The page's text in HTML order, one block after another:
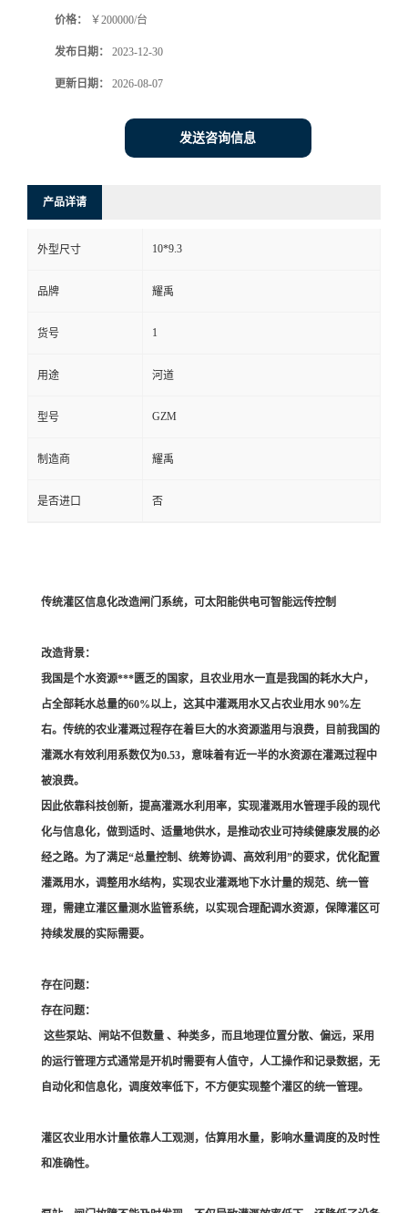
价格： ￥200000/台
发布日期： 2023-12-30
更新日期： 2026-08-07
发送咨询信息
产品详请
外型尺寸 10*9.3
品牌 耀禹
货号 1
用途 河道
型号 GZM
制造商 耀禹
是否进口 否
传统灌区信息化改造闸门系统，可太阳能供电可智能远传控制
改造背景：
我国是个水资源***匮乏的国家，且农业用水一直是我国的耗水大户，
占全部耗水总量的60%以上，这其中灌溉用水又占农业用水 90%左
右。传统的农业灌溉过程存在着巨大的水资源滥用与浪费，目前我国的
灌溉水有效利用系数仅为0.53，意味着有近一半的水资源在灌溉过程中
被浪费。
因此依靠科技创新，提高灌溉水利用率，实现灌溉用水管理手段的现代
化与信息化，做到适时、适量地供水，是推动农业可持续健康发展的必
经之路。为了满足“总量控制、统筹协调、高效利用”的要求，优化配置
灌溉用水，调整用水结构，实现农业灌溉地下水计量的规范、统一管
理，需建立灌区量测水监管系统，以实现合理配调水资源，保障灌区可
持续发展的实际需要。
存在问题：
存在问题：
这些泵站、闸站不但数量 、种类多，而且地理位置分散、偏远，采用
的运行管理方式通常是开机时需要有人值守，人工操作和记录数据，无
自动化和信息化，调度效率低下，不方便实现整个灌区的统一管理。
灌区农业用水计量依靠人工观测，估算用水量，影响水量调度的及时性
和准确性。